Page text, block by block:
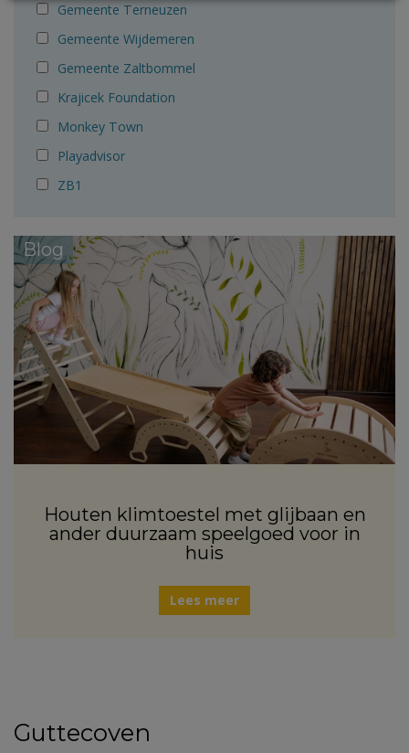
Gemeente Terneuzen
Gemeente Wijdemeren
Gemeente Zaltbommel
Krajicek Foundation
Monkey Town
Playadvisor
ZB1
Blog
Houten klimtoestel met glijbaan en
ander duurzaam speelgoed voor in
huis
Lees meer
Guttecoven